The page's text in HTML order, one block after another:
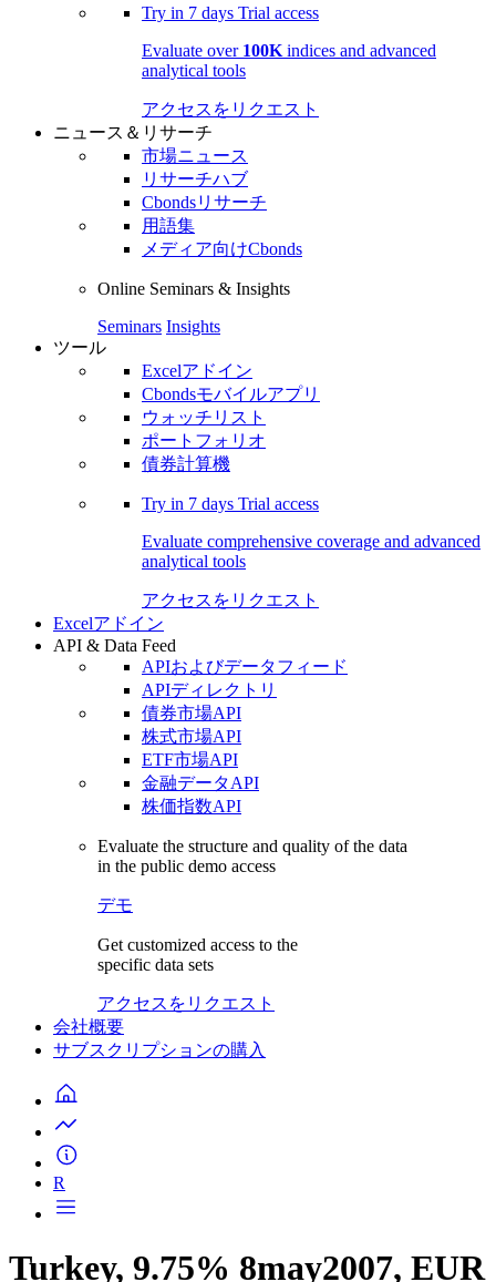
Try in 7 days Trial access
Evaluate over 100K indices and advanced
analytical tools
アクセスをリクエスト
ニュース＆リサーチ
市場ニュース
リサーチハブ
Cbondsリサーチ
用語集
メディア向けCbonds
Online Seminars & Insights
Seminars Insights
ツール
Excelアドイン
Cbondsモバイルアプリ
ウォッチリスト
ポートフォリオ
債券計算機
Try in 7 days Trial access
Evaluate comprehensive coverage and advanced
analytical tools
アクセスをリクエスト
Excelアドイン
API & Data Feed
APIおよびデータフィード
APIディレクトリ
債券市場API
株式市場API
ETF市場API
金融データAPI
株価指数API
Evaluate the structure and quality of the data
in the public demo access
デモ
Get customized access to the
specific data sets
アクセスをリクエスト
会社概要
サブスクリプションの購入
R
Turkey, 9.75% 8may2007, EUR